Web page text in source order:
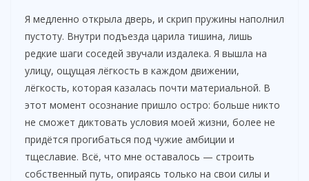
Я медленно открыла дверь, и скрип пружины наполнил
пустоту. Внутри подъезда царила тишина, лишь
редкие шаги соседей звучали издалека. Я вышла на
улицу, ощущая лёгкость в каждом движении,
лёгкость, которая казалась почти материальной. В
этот момент осознание пришло остро: больше никто
не сможет диктовать условия моей жизни, более не
придётся прогибаться под чужие амбиции и
тщеславие. Всё, что мне оставалось — строить
собственный путь, опираясь только на свои силы и